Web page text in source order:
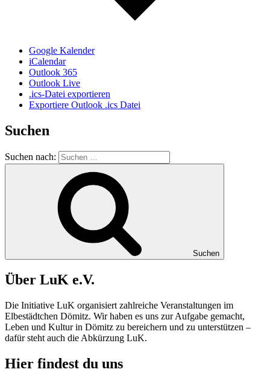
Google Kalender
iCalendar
Outlook 365
Outlook Live
.ics-Datei exportieren
Exportiere Outlook .ics Datei
Suchen
Suchen nach:
Suchen
Über LuK e.V.
Die Initiative LuK organisiert zahlreiche Veranstaltungen im
Elbestädtchen Dömitz. Wir haben es uns zur Aufgabe gemacht,
Leben und Kultur in Dömitz zu bereichern und zu unterstützen –
dafür steht auch die Abkürzung LuK.
Hier findest du uns